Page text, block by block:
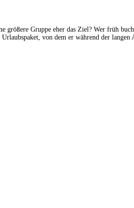
Gruppe eher das Ziel? Wer früh
von dem er während der langen